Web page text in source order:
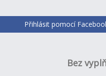
Přihlásit pomocí
Bez